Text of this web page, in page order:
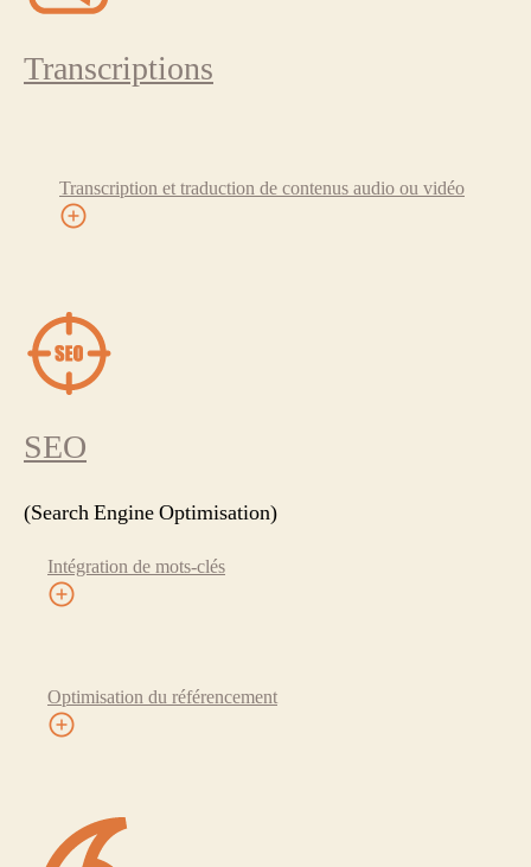
Transcriptions
Transcription et traduction de contenus audio ou vidéo
SEO
(Search Engine Optimisation)
Intégration de mots-clés
Optimisation du référencement